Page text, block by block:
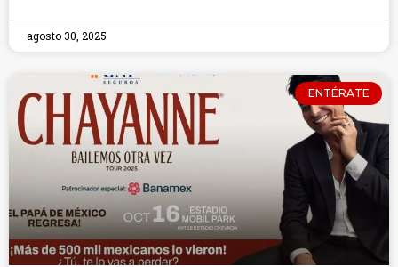
agosto 30, 2025
ENTÉRATE